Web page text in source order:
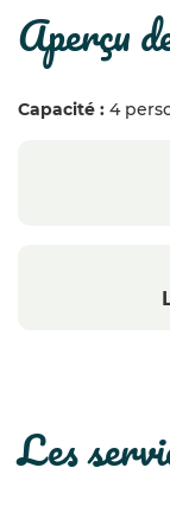
aperçu
Capacité : 4
les